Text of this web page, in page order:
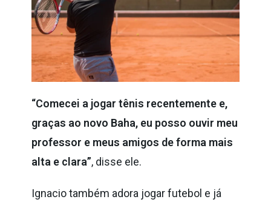
“Comecei a jogar tênis recentemente e,
graças ao novo Baha, eu posso ouvir meu
professor e meus amigos de forma mais
alta e clara”, disse ele.
Ignacio também adora jogar futebol e já